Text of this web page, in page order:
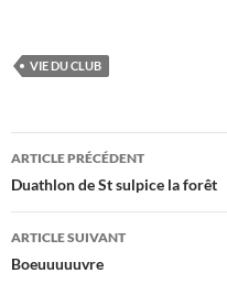
VIE DU CLUB
Navigation
des
articles
ARTICLE PRÉCÉDENT
Duathlon de St sulpice la forêt
ARTICLE SUIVANT
Boeuuuuuvre